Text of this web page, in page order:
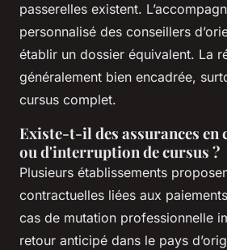
passerelles existent.
personnalisé des conseillers
établir un dossier équivalent. La
généralement bien encadrée,
cursus complet.
Existe-t-il des assurances en
ou d'interruption de cursus ?
Plusieurs établissements
contractuelles liées aux
cas de mutation professionnelle
retour anticipé dans le pays